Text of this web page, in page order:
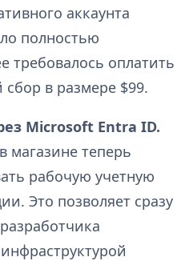
аккаунта
полностью
требовалось оплатить
в размере $99.
Microsoft Entra ID.
магазине теперь
рабочую учетную
Это позволяет сразу